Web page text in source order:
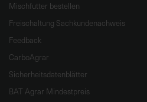
Mischfutter bestellen
Freischaltung Sachkundenachweis
Feedback
CarboAgrar
Sicherheitsdatenblätter
BAT Agrar Mindestpreis